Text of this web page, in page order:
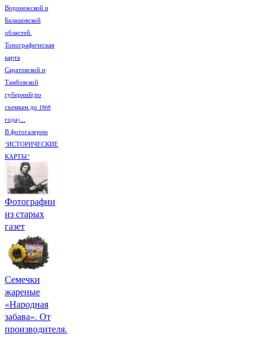
Воронежской и
Балашовской
областей.
Топографическая
карта
Саратовской и
Тамбовской
губерний(по
съемкам до 1868
года)...
В фотогалерею
"ИСТОРИЧЕСКИЕ
КАРТЫ"
Фотографии
из старых
газет
Семечки
жареные
«Народная
забава». От
производителя.